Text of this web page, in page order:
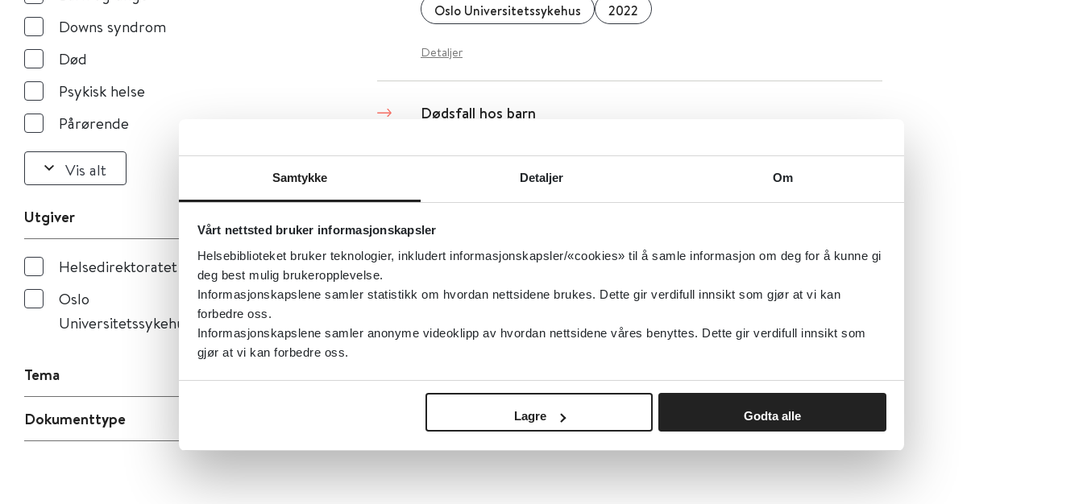
Samtykke Detaljer Om
Vårt nettsted bruker informasjonskapsler
Helsebiblioteket bruker teknologier, inkludert informasjonskapsler/«cookies» til å samle informasjon om deg for å kunne gi
deg best mulig brukeropplevelse.
Informasjonskapslene samler statistikk om hvordan nettsidene brukes. Dette gir verdifull innsikt som gjør at vi kan
forbedre oss.
Informasjonskapslene samler anonyme videoklipp av hvordan nettsidene våres benyttes. Dette gir verdifull innsikt som
gjør at vi kan forbedre oss.
Lagre Godta alle
Downs syndrom
Død
Psykisk helse
Pårørende
Vis alt
Utgiver
Helsedirektoratet
Oslo
Universitetssykehus
Tema
Dokumenttype
Oslo Universitetssykehus 2022
Detaljer
Dødsfall hos barn
Helsedirektoratet 2016
Detaljer